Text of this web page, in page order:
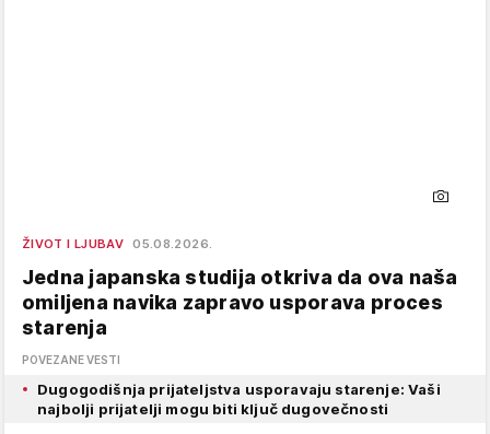
ŽIVOT I LJUBAV 05.08.2026.
Jedna japanska studija otkriva da ova naša
omiljena navika zapravo usporava proces
starenja
POVEZANE VESTI
Dugogodišnja prijateljstva usporavaju starenje: Vaši
najbolji prijatelji mogu biti ključ dugovečnosti